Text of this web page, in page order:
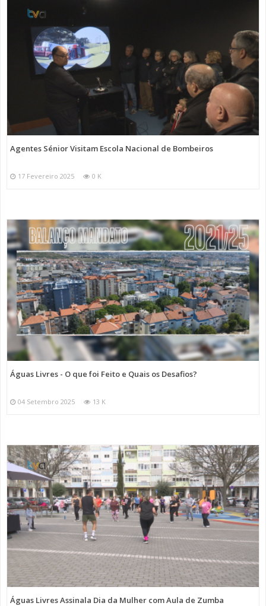
Agentes Sénior Visitam Escola Nacional de Bombeiros
17 Fevereiro 2025 0 K
Águas Livres - O que foi Feito e Quais os Desafios?
04 Setembro 2025 13 K
Águas Livres Assinala Dia da Mulher com Aula de Zumba